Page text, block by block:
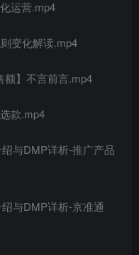
运营.mp4
变化解读.mp4
额】不言前言.mp4
款.mp4
与DMP详析-推广产品
与DMP详析-京准通